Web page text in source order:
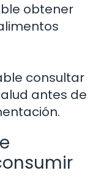
obtener
consultar
antes de